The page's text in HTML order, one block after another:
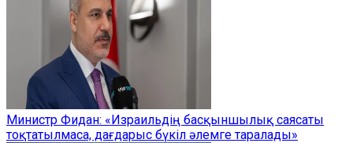
Министр Фидан: «Израильдің басқыншылық саясаты
тоқтатылмаса, дағдарыс бүкіл әлемге таралады»